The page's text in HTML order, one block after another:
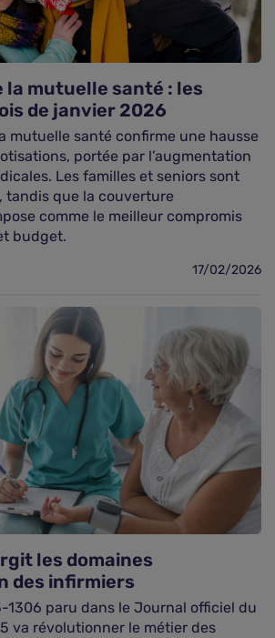
la mutuelle santé : les
de janvier 2026
mutuelle santé confirme une hausse
portée par l’augmentation
Les familles et seniors sont
tandis que la couverture
comme le meilleur compromis
budget.
17/02/2026
les domaines
des infirmiers
1306 paru dans le Journal officiel du
va révolutionner le métier des